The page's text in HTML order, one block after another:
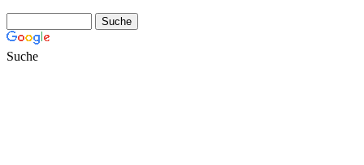
Suche